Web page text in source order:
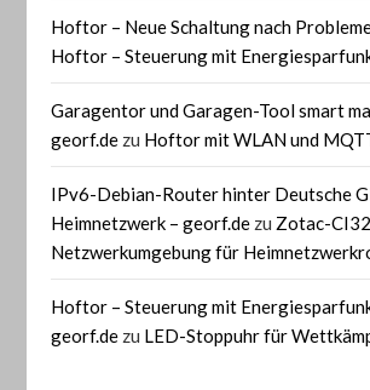
Hoftor – Neue Schaltung nach
Hoftor – Steuerung mit
Garagentor und Garagen-Tool smart
georf.de zu Hoftor mit WLAN und
IPv6-Debian-Router hinter Deutsche
Heimnetzwerk – georf.de zu Zotac-
Netzwerkumgebung für
Hoftor – Steuerung mit
georf.de zu LED-Stoppuhr für